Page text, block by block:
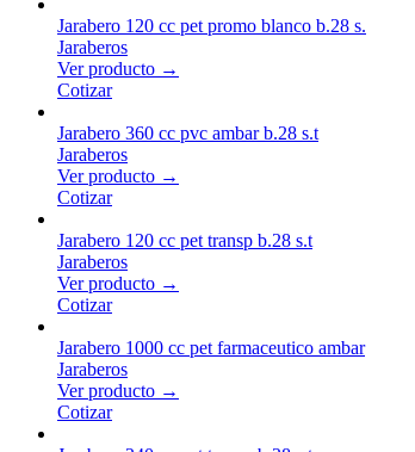
Jarabero 120 cc pet promo blanco b.28 s.
Jaraberos
Ver producto →
Cotizar
Jarabero 360 cc pvc ambar b.28 s.t
Jaraberos
Ver producto →
Cotizar
Jarabero 120 cc pet transp b.28 s.t
Jaraberos
Ver producto →
Cotizar
Jarabero 1000 cc pet farmaceutico ambar
Jaraberos
Ver producto →
Cotizar